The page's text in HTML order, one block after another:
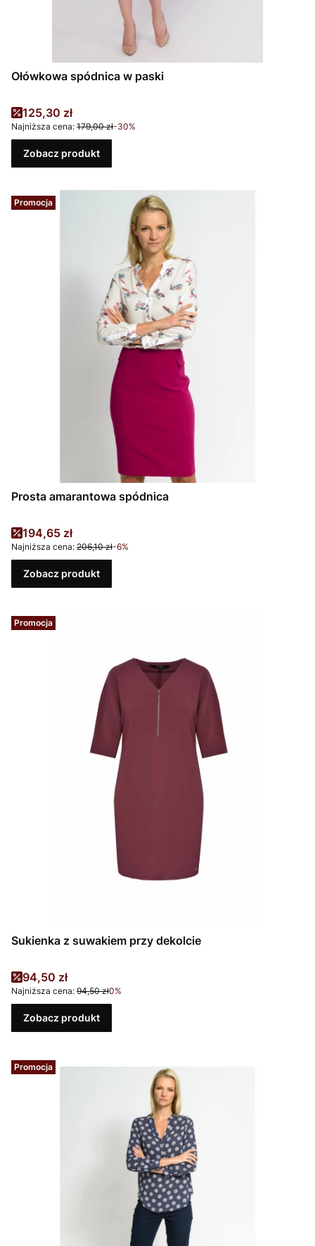
Ołówkowa spódnica w paski
Cena promocyjna
125,30 zł
Najniższa cena: 179,00 zł-30%
Zobacz produkt
Promocja
Prosta amarantowa spódnica
Cena promocyjna
194,65 zł
Najniższa cena: 206,10 zł-6%
Zobacz produkt
Promocja
Sukienka z suwakiem przy dekolcie
Cena promocyjna
94,50 zł
Najniższa cena: 94,50 zł0%
Zobacz produkt
Promocja